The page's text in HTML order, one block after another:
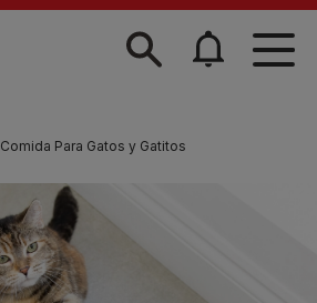
Para Gatos y Gatitos